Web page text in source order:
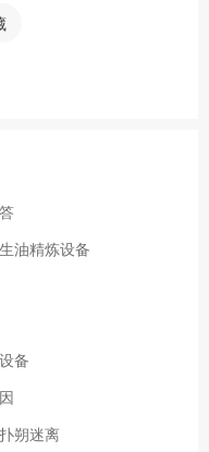
油精炼设备
备
朔迷离